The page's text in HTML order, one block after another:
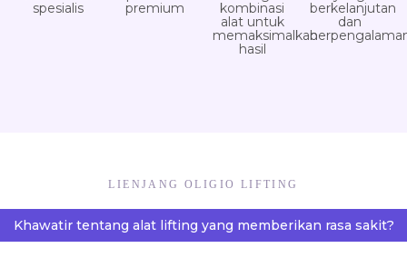
spesialis
premium
kombinasi
alat untuk
memaksimalkan
hasil
berkelanjutan
dan
LIENJANG OLIGIO LIFTING
Khawatir tentang alat lifting yang memberikan rasa sakit?